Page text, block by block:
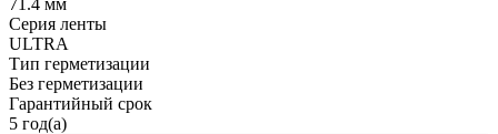
Серия ленты
ULTRA
Тип герметизации
Без герметизации
Гарантийный срок
5 год(а)